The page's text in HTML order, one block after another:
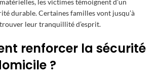
les victimes témoignent d’un
durable. Certaines familles vont jusqu’à
leur tranquillité d’esprit.
renforcer la sécurité
?